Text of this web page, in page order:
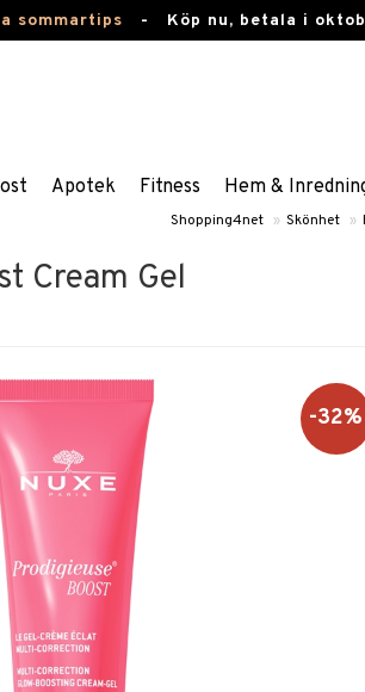
sommartips - Köp nu, betala i
Apotek Fitness Hem &
Shopping4net » Skönhet »
Cream Gel
-32%